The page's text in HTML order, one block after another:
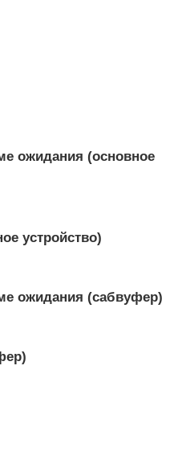
ожидания (основное
устройство)
ожидания (сабвуфер)